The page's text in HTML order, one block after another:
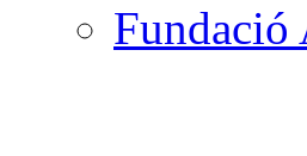
Fundació